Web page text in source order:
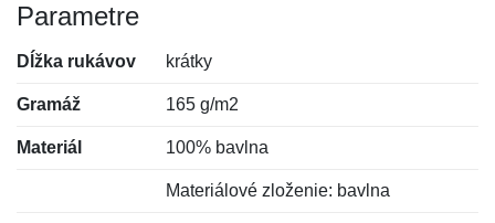
Parametre
Dĺžka rukávov krátky
Gramáž 165 g/m2
Materiál 100% bavlna
Materiálové zloženie: bavlna